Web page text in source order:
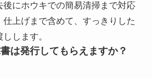
後にホウキでの簡易清掃まで対応
仕上げまで含めて、すっきりした
します。
は発行してもらえますか？